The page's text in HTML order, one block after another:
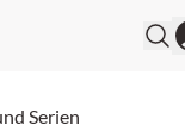
Serien